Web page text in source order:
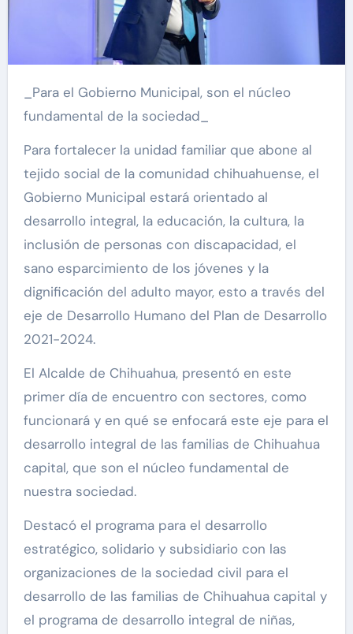
fundamental de la sociedad_
Para fortalecer la unidad familiar que abone al
tejido social de la comunidad chihuahuense, el
Gobierno Municipal estará orientado al
desarrollo integral, la educación, la cultura, la
inclusión de personas con discapacidad, el
sano esparcimiento de los jóvenes y la
dignificación del adulto mayor, esto a través del
eje de Desarrollo Humano del Plan de Desarrollo
2021-2024.
El Alcalde de Chihuahua, presentó en este
primer día de encuentro con sectores, como
funcionará y en qué se enfocará este eje para el
desarrollo integral de las familias de Chihuahua
capital, que son el núcleo fundamental de
nuestra sociedad.
Destacó el programa para el desarrollo
estratégico, solidario y subsidiario con las
organizaciones de la sociedad civil para el
desarrollo de las familias de Chihuahua capital y
el programa de desarrollo integral de niñas,